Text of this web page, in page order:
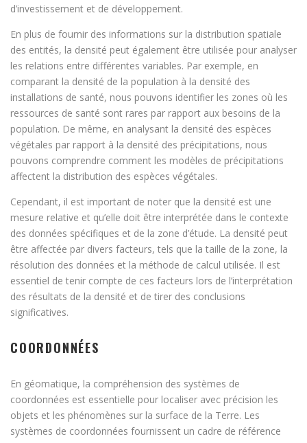
d’investissement et de développement.
En plus de fournir des informations sur la distribution spatiale
des entités, la densité peut également être utilisée pour analyser
les relations entre différentes variables. Par exemple, en
comparant la densité de la population à la densité des
installations de santé, nous pouvons identifier les zones où les
ressources de santé sont rares par rapport aux besoins de la
population. De même, en analysant la densité des espèces
végétales par rapport à la densité des précipitations, nous
pouvons comprendre comment les modèles de précipitations
affectent la distribution des espèces végétales.
Cependant, il est important de noter que la densité est une
mesure relative et qu’elle doit être interprétée dans le contexte
des données spécifiques et de la zone d’étude. La densité peut
être affectée par divers facteurs, tels que la taille de la zone, la
résolution des données et la méthode de calcul utilisée. Il est
essentiel de tenir compte de ces facteurs lors de l’interprétation
des résultats de la densité et de tirer des conclusions
significatives.
COORDONNÉES
En géomatique, la compréhension des systèmes de
coordonnées est essentielle pour localiser avec précision les
objets et les phénomènes sur la surface de la Terre. Les
systèmes de coordonnées fournissent un cadre de référence